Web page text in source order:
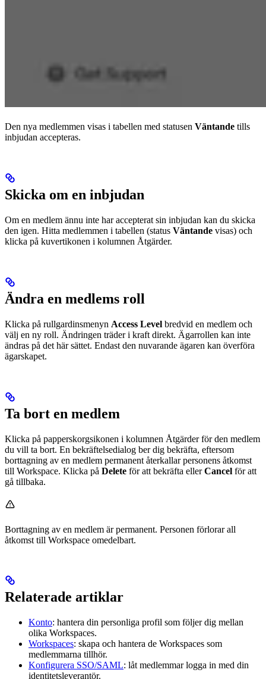
Den nya medlemmen visas i tabellen med statusen Väntande tills
inbjudan accepteras.
Skicka om en inbjudan
Om en medlem ännu inte har accepterat sin inbjudan kan du skicka
den igen. Hitta medlemmen i tabellen (status Väntande visas) och
klicka på kuvertikonen i kolumnen Åtgärder.
Ändra en medlems roll
Klicka på rullgardinsmenyn Access Level bredvid en medlem och
välj en ny roll. Ändringen träder i kraft direkt. Ägarrollen kan inte
ändras på det här sättet. Endast den nuvarande ägaren kan överföra
ägarskapet.
Ta bort en medlem
Klicka på papperskorgsikonen i kolumnen Åtgärder för den medlem
du vill ta bort. En bekräftelsedialog ber dig bekräfta, eftersom
borttagning av en medlem permanent återkallar personens åtkomst
till Workspace. Klicka på Delete för att bekräfta ellerCancel för att
gå tillbaka.
Borttagning av en medlem är permanent. Personen förlorar all
åtkomst till Workspace omedelbart.
Relaterade artiklar
Konto: hantera din personliga profil som följer dig mellan
olika Workspaces.
Workspaces: skapa och hantera de Workspaces som
medlemmarna tillhör.
Konfigurera SSO/SAML: låt medlemmar logga in med din
identitetsleverantör.